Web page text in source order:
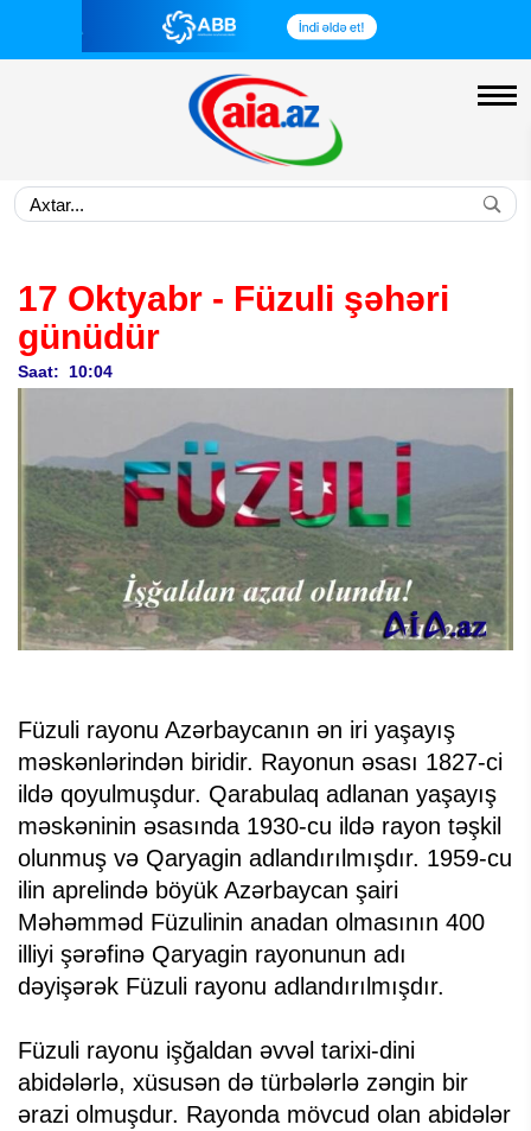
17 Oktyabr - Füzuli şəhəri
günüdür
Saat: 10:04
Füzuli rayonu Azərbaycanın ən iri yaşayış
məskənlərindən biridir. Rayonun əsası 1827-ci
ildə qoyulmuşdur. Qarabulaq adlanan yaşayış
məskəninin əsasında 1930-cu ildə rayon təşkil
olunmuş və Qaryagin adlandırılmışdır. 1959-cu
ilin aprelində böyük Azərbaycan şairi
Məhəmməd Füzulinin anadan olmasının 400
illiyi şərəfinə Qaryagin rayonunun adı
dəyişərək Füzuli rayonu adlandırılmışdır.
Füzuli rayonu işğaldan əvvəl tarixi-dini
abidələrlə, xüsusən də türbələrlə zəngin bir
ərazi olmuşdur. Rayonda mövcud olan abidələr